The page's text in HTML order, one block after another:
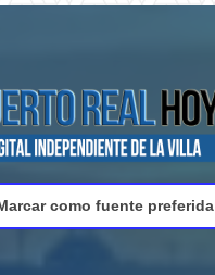
como fuente preferida